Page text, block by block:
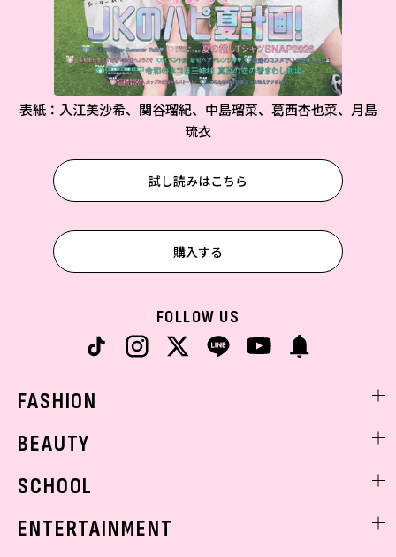
表紙：入江美沙希、関谷瑠紀、中島瑠菜、葛西杏也菜、月島
琉衣
試し読みはこちら
購入する
FOLLOW US
FASHION
着回し
BEAUTY
ベストコスメ
SCHOOL
ENTERTAINMENT